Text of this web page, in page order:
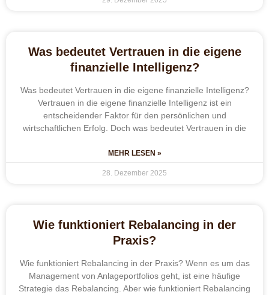
Was bedeutet Vertrauen in die eigene
finanzielle Intelligenz?
Was bedeutet Vertrauen in die eigene finanzielle Intelligenz?
Vertrauen in die eigene finanzielle Intelligenz ist ein
entscheidender Faktor für den persönlichen und
wirtschaftlichen Erfolg. Doch was bedeutet Vertrauen in die
MEHR LESEN »
28. Dezember 2025
Wie funktioniert Rebalancing in der
Praxis?
Wie funktioniert Rebalancing in der Praxis? Wenn es um das
Management von Anlageportfolios geht, ist eine häufige
Strategie das Rebalancing. Aber wie funktioniert Rebalancing